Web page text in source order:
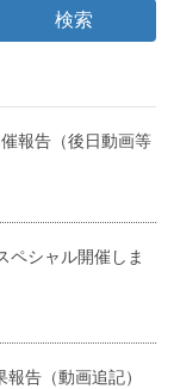
報告（後日動画等
ペシャル開催しま
告（動画追記）